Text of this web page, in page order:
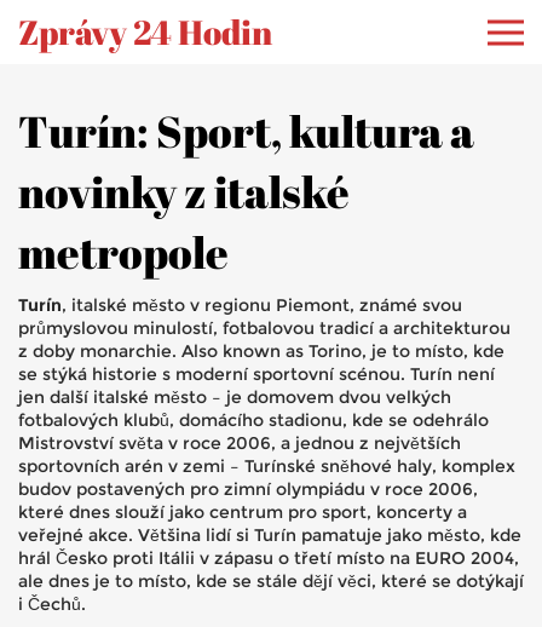
Zprávy 24 Hodin
Turín: Sport, kultura a
novinky z italské
metropole
Turín, italské město v regionu Piemont, známé svou
průmyslovou minulostí, fotbalovou tradicí a architekturou
z doby monarchie. Also known as Torino, je to místo, kde
se stýká historie s moderní sportovní scénou. Turín není
jen další italské město – je domovem dvou velkých
fotbalových klubů, domácího stadionu, kde se odehrálo
Mistrovství světa v roce 2006, a jednou z největších
sportovních arén v zemi – Turínské sněhové haly, komplex
budov postavených pro zimní olympiádu v roce 2006,
které dnes slouží jako centrum pro sport, koncerty a
veřejné akce. Většina lidí si Turín pamatuje jako město, kde
hrál Česko proti Itálii v zápasu o třetí místo na EURO 2004,
ale dnes je to místo, kde se stále dějí věci, které se dotýkají
i Čechů.